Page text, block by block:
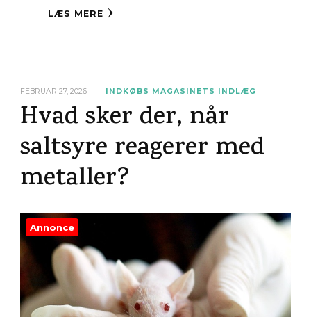
LÆS MERE
FEBRUAR 27, 2026 INDKØBS MAGASINETS INDLÆG
Hvad sker der, når
saltsyre reagerer med
metaller?
Annonce